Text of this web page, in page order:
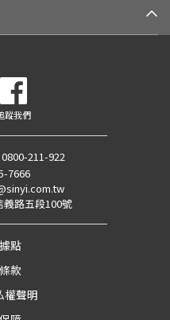
蹤我們
0800-211-922
7666
路五段100號
點
款
權聲明